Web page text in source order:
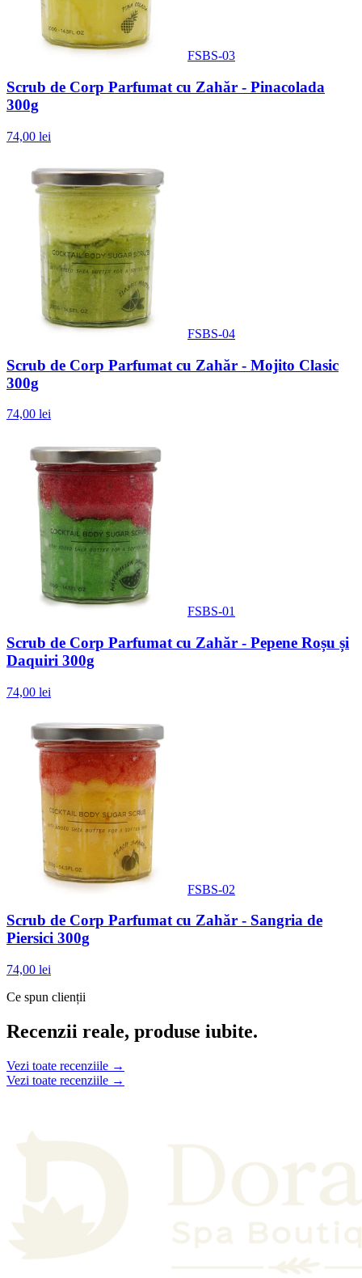
FSBS-03
Scrub de Corp Parfumat cu Zahăr - Pinacolada
300g
74,00 lei
FSBS-04
Scrub de Corp Parfumat cu Zahăr - Mojito Clasic
300g
74,00 lei
FSBS-01
Scrub de Corp Parfumat cu Zahăr - Pepene Roșu și
Daquiri 300g
74,00 lei
FSBS-02
Scrub de Corp Parfumat cu Zahăr - Sangria de
Piersici 300g
74,00 lei
Ce spun clienții
Recenzii reale, produse iubite.
Vezi toate recenziile →
Vezi toate recenziile →